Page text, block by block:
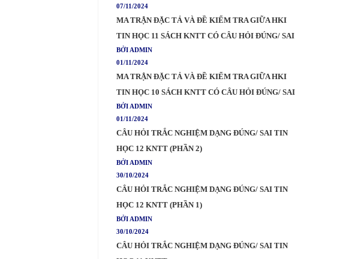
07/11/2024
MA TRẬN ĐẶC TẢ VÀ ĐỀ KIỂM TRA GIỮA HKI
TIN HỌC 11 SÁCH KNTT CÓ CÂU HỎI ĐÚNG/ SAI
BỞI ADMIN
01/11/2024
MA TRẬN ĐẶC TẢ VÀ ĐỀ KIỂM TRA GIỮA HKI
TIN HỌC 10 SÁCH KNTT CÓ CÂU HỎI ĐÚNG/ SAI
BỞI ADMIN
01/11/2024
CÂU HỎI TRẮC NGHIỆM DẠNG ĐÚNG/ SAI TIN
HỌC 12 KNTT (PHẦN 2)
BỞI ADMIN
30/10/2024
CÂU HỎI TRẮC NGHIỆM DẠNG ĐÚNG/ SAI TIN
HỌC 12 KNTT (PHẦN 1)
BỞI ADMIN
30/10/2024
CÂU HỎI TRẮC NGHIỆM DẠNG ĐÚNG/ SAI TIN